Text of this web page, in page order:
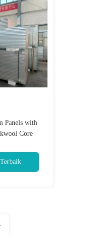
Panels with
Core